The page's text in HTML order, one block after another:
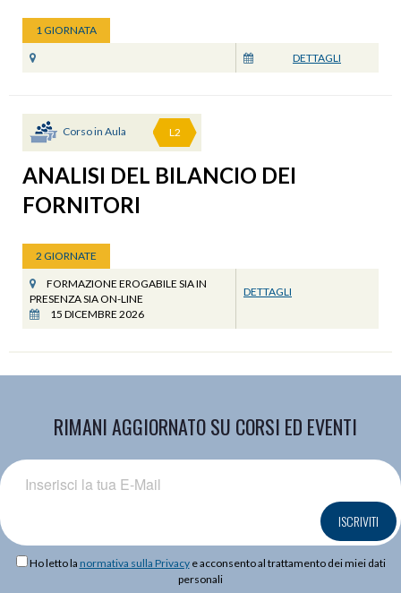
1 GIORNATA
DETTAGLI
Corso in Aula L2
ANALISI DEL BILANCIO DEI
FORNITORI
2 GIORNATE
FORMAZIONE EROGABILE SIA IN
PRESENZA SIA ON-LINE
15 DICEMBRE 2026
DETTAGLI
RIMANI AGGIORNATO SU CORSI ED EVENTI
ISCRIVITI
Ho letto la normativa sulla Privacye acconsento al trattamento dei miei dati
personali